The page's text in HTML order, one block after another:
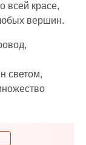
всей красе,
вершин.
светом,